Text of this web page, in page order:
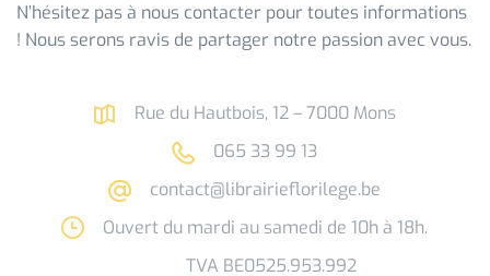
N’hésitez pas à nous contacter pour toutes informations
! Nous serons ravis de partager notre passion avec vous.
Rue du Hautbois, 12 – 7000 Mons
065 33 99 13
contact@librairieflorilege.be
Ouvert du mardi au samedi de 10h à 18h.
TVA BE0525.953.992